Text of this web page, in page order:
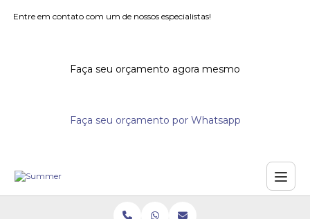
Entre em contato com um de nossos especialistas!
Faça seu orçamento agora mesmo
Faça seu orçamento por Whatsapp